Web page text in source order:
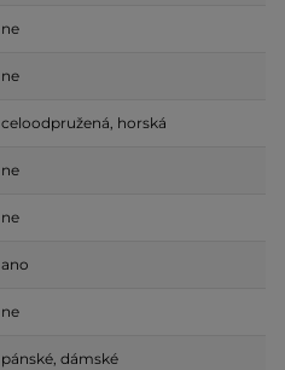
ne
ne
celoodpružená, horská
ne
ne
ano
ne
pánské, dámské